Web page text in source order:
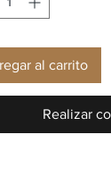
al carrito
Realizar